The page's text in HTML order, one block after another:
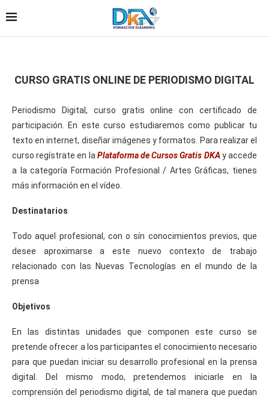
CURSO GRATIS ONLINE DE PERIODISMO DIGITAL
Periodismo Digital, curso gratis online con certificado de
participación. En este curso estudiaremos como publicar tu
texto en internet, diseñar imágenes y formatos. Para realizar el
curso regístrate en la Plataforma de Cursos Gratis DKAy accede
a la categoría Formación Profesional / Artes Gráficas, tienes
más información en el vídeo.
Destinatarios
Todo aquel profesional, con o sín conocimientos previos, que
desee aproximarse a este nuevo contexto de trabajo
relacionado con las Nuevas Tecnologías en el mundo de la
prensa
Objetivos
En las distintas unidades que componen este curso se
pretende ofrecer a los participantes el conocimiento necesario
para que puedan iniciar su desarrollo profesional en la prensa
digital. Del mismo modo, pretendemos iniciarle en la
comprensión del periodismo digital, de tal manera que puedan